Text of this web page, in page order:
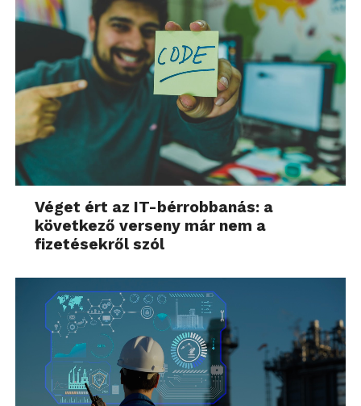
Véget ért az IT-bérrobbanás: a
következő verseny már nem a
fizetésekről szól